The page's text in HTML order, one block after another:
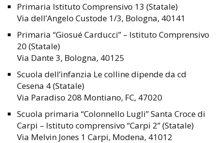
Primaria Istituto Comprensivo 13 (Statale)
Via dell’Angelo Custode 1/3, Bologna, 40141
Primaria “Giosué Carducci” – Istituto Comprensivo
20 (Statale)
Via Dante 3, Bologna, 40125
Scuola dell’infanzia Le colline dipende da cd
Cesena 4 (Statale)
Via Paradiso 208 Montiano, FC, 47020
Scuola primaria “Colonnello Lugli” Santa Croce di
Carpi – Istituto comprensivo “Carpi 2” (Statale)
Via Melvin Jones 1 Carpi, Modena, 41012